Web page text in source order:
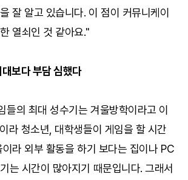
잘 알고 있습니다. 이 점이 커뮤니케이
열쇠인 것 같아요."
보다 부담 심했다
들의 최대 성수기는 겨울방학이라고 이
라 청소년, 대학생들이 게임을 할 시간
라 외부 활동을 하기 보다는 집이나 PC
는 시간이 많아지기 때문입니다. 그래서